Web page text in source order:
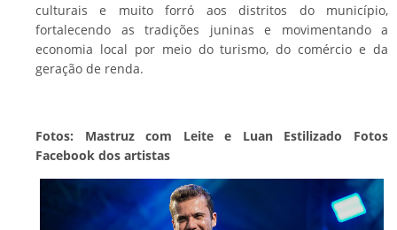
culturais e muito forró aos distritos do município,
fortalecendo as tradições juninas e movimentando a
economia local por meio do turismo, do comércio e da
geração de renda.
Fotos: Mastruz com Leite e Luan Estilizado Fotos
Facebook dos artistas